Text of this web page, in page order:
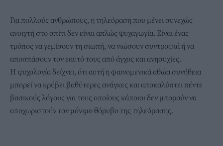
Για πολλούς ανθρώπους, η τηλεόραση που μένει συνεχώς
ανοιχτή στο σπίτι δεν είναι απλώς ψυχαγωγία. Είναι ένας
τρόπος να γεμίσουν τη σιωπή, να νιώσουν συντροφιά ή να
αποσπάσουν τον εαυτό τους από άγχος και ανησυχίες.
Η ψυχολογία δείχνει, ότι αυτή η φαινομενικά αθώα συνήθεια
μπορεί να κρύβει βαθύτερες ανάγκες και αποκαλύπτει πέντε
βασικούς λόγους για τους οποίους κάποιοι δεν μπορούν να
αποχωριστούν τον μόνιμο θόρυβο της τηλεόρασης.